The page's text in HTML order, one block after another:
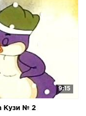
9:15
Кузи № 2